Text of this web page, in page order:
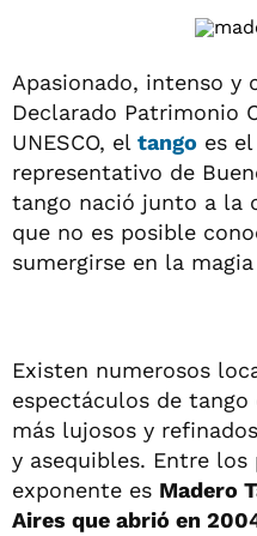
Apasionado, intenso y
Declarado Patrimonio
UNESCO, el tango es
representativo de
tango nació junto a la
que no es posible
sumergirse en la
Existen numerosos
espectáculos de tango
más lujosos y
y asequibles. Entre
exponente es Madero
Aires que abrió en